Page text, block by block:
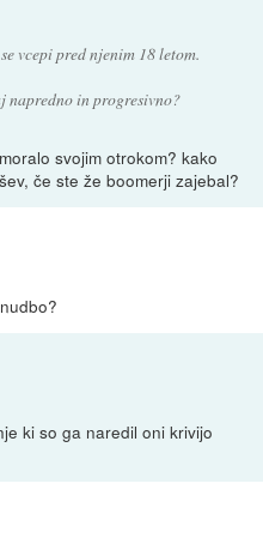
vcepi pred njenim 18 letom.
napredno in progresivno?
svojim otrokom? kako
če ste že boomerji zajebal?
ki so ga naredil oni krivijo